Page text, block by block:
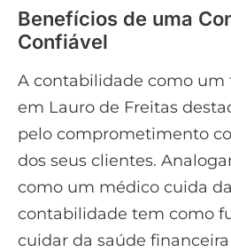
Benefícios de uma
Confiável
A contabilidade como um
em Lauro de Freitas
pelo comprometimento
dos seus clientes.
como um médico cuida
contabilidade tem como
cuidar da saúde